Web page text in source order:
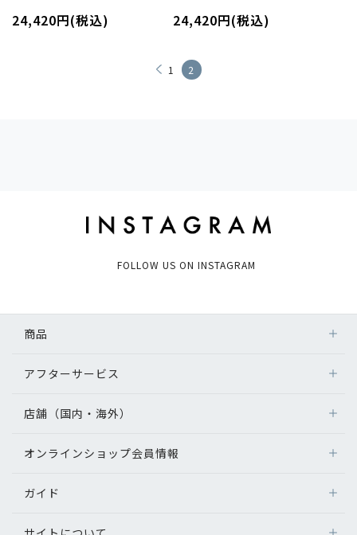
24,420円(税込) 24,420円(税込)
1 2
FOLLOW US ON INSTAGRAM
商品
アフターサービス
店舗（国内・海外）
オンラインショップ会員情報
ガイド